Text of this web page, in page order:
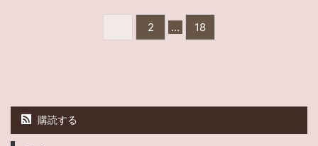
2 … 18
購読する